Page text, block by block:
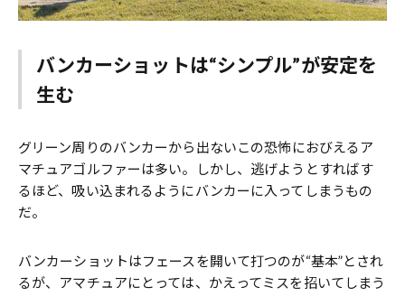
バンカーショットは“シンプル”が安定を
生む
グリーン周りのバンカーから出ない――この恐怖におびえるア
マチュアゴルファーは多い。しかし、逃げようとすればす
るほど、吸い込まれるようにバンカーに入ってしまうもの
だ。
バンカーショットはフェースを開いて打つのが“基本”とされ
るが、アマチュアにとっては、かえってミスを招いてしまう